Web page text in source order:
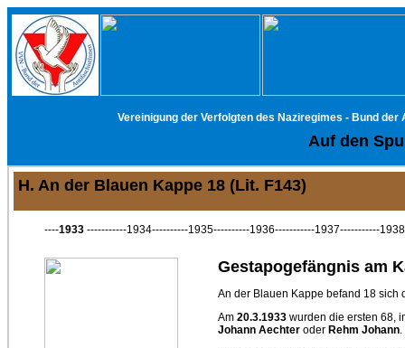
Vereinigung der Verfolgten des Naziregimes - Bund
Auf den
H. An der Blauen Kappe 18 (Lit. F143)
----1933-----------1934----------1935----------1936-----------1937-----------
Gestapogefängnis am
An der Blauen Kappe befand 18 sich
Am 20.3.1933 wurden die ersten 68,
Johann Aechter oder Rehm Johann.